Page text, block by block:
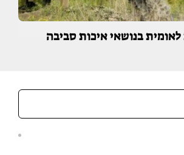
בנושאי איכות סביבה